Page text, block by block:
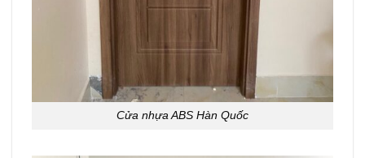
Cửa nhựa ABS Hàn Quốc